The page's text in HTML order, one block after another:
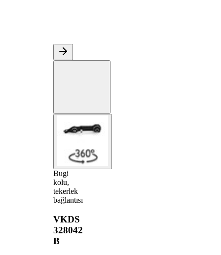
Bugi
kolu,
tekerlek
bağlantısı
VKDS
328042
B